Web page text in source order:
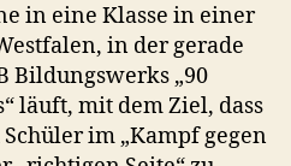
in eine Klasse in einer
in der gerade
Bildungswerks „90
läuft, mit dem Ziel, dass
im „Kampf gegen